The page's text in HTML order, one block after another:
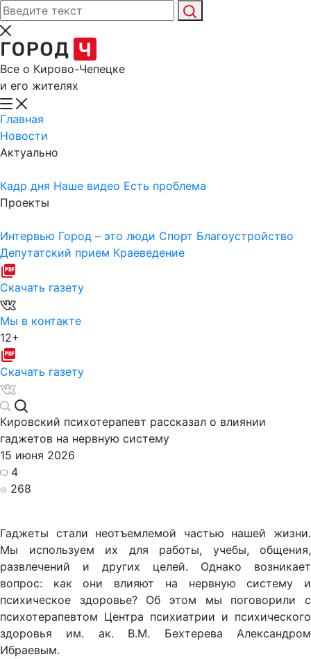
Все о Кирово-Чепецке
и его жителях
Главная
Новости
Актуально
Кадр дня Наше видео Есть проблема
Проекты
Интервью Город – это люди Спорт Благоустройство
Депутатский прием Краеведение
Скачать газету
Мы в контакте
12+
Скачать газету
Кировский психотерапевт рассказал о влиянии
гаджетов на нервную систему
15 июня 2026
4
268
Гаджеты стали неотъемлемой частью нашей жизни.
Мы используем их для работы, учебы, общения,
развлечений и других целей. Однако возникает
вопрос: как они влияют на нервную систему и
психическое здоровье? Об этом мы поговорили с
психотерапевтом Центра психиатрии и психического
здоровья им. ак. В.М. Бехтерева Александром
Ибраевым.